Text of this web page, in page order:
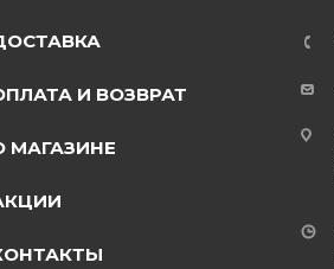
И ВОЗВРАТ
МАГАЗИНЕ